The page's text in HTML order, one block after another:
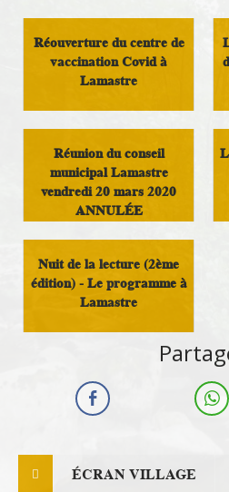
Réouverture du centre de
vaccination Covid à
Lamastre
Réunion du conseil
municipal Lamastre
vendredi 20 mars 2020
ANNULÉE
autour du Doux
Nuit de la lecture (2ème
édition) - Le programme à
Lamastre
ÉCRAN VILLAGE